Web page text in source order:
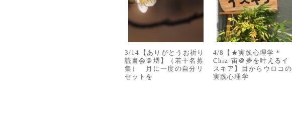
3/14【ありがとうお祈り
読書会＠堺】（若干名募
集） 月に一度の自分リ
セットを
4/8【★実践心理学＊
Chiz-宙＠夢を叶えるイ
スキア】目からウロコの
実践心理学